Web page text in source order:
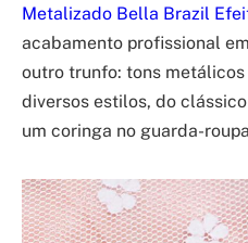
Metalizado Bella Brazil
acabamento profissional
outro trunfo: tons
diversos estilos, do
um coringa no guarda-